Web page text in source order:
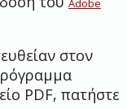
Adobe
στον
PDF, πατήστε